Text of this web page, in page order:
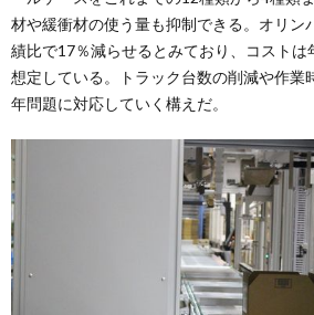
材や緩衝材の使う量も抑制できる。オリン
績比で17％減らせるとみており、コストは
想定している。トラック台数の削減や作業
年問題に対応していく構えだ。